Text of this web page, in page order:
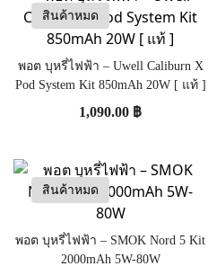
สินค้าหมด
พอต บุหรี่ไฟฟ้า – Uwell Caliburn X
Pod System Kit 850mAh 20W [ แท้ ]
1,090.00 ฿
สินค้าหมด
พอต บุหรี่ไฟฟ้า – SMOK Nord 5 Kit
2000mAh 5W-80W